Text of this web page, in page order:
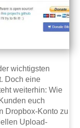
wichtigsten
Doch eine
weiterhin: Wie
euch
Dropbox-Konto zu
Upload-